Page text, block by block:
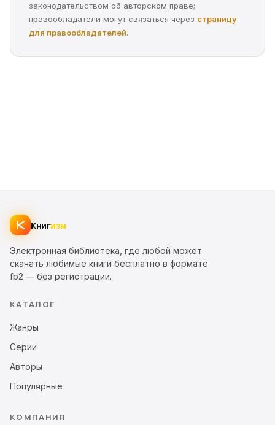
законодательством об авторском праве;
правообладатели могут связаться через страницу
для правообладателей.
Книгизм
Электронная библиотека, где любой может
скачать любимые книги бесплатно в формате
fb2 — без регистрации.
КАТАЛОГ
Жанры
Серии
Авторы
Популярные
КОМПАНИЯ